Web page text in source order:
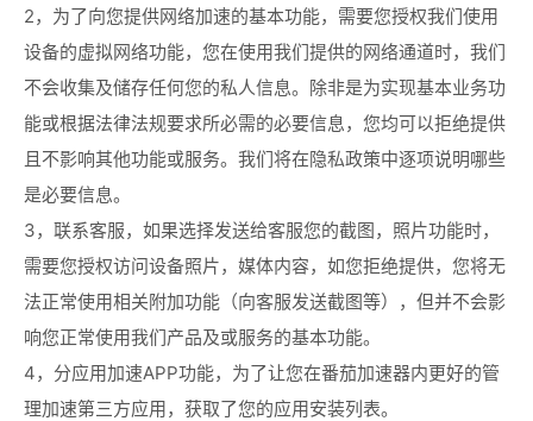
2，为了向您提供网络加速的基本功能，需要您授权我们使用
设备的虚拟网络功能，您在使用我们提供的网络通道时，我们
不会收集及储存任何您的私人信息。除非是为实现基本业务功
能或根据法律法规要求所必需的必要信息，您均可以拒绝提供
且不影响其他功能或服务。我们将在隐私政策中逐项说明哪些
是必要信息。
3，联系客服，如果选择发送给客服您的截图，照片功能时，
需要您授权访问设备照片，媒体内容，如您拒绝提供，您将无
法正常使用相关附加功能（向客服发送截图等），但并不会影
响您正常使用我们产品及或服务的基本功能。
4，分应用加速APP功能，为了让您在番茄加速器内更好的管
理加速第三方应用，获取了您的应用安装列表。